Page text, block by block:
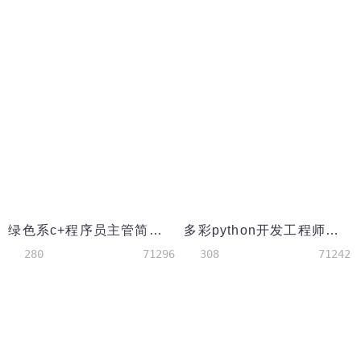
绿色系c+程序员主管简历模板
280 71296
多彩python开发工程师简历模板
308 71242